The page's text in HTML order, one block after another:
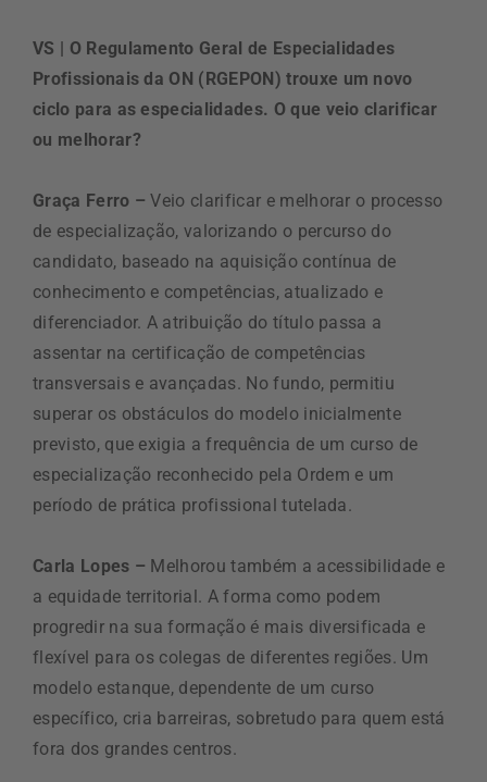
VS | O Regulamento Geral de Especialidades
Profissionais da ON (RGEPON) trouxe um novo
ciclo para as especialidades. O que veio clarificar
ou melhorar?
Graça Ferro – Veio clarificar e melhorar o processo
de especialização, valorizando o percurso do
candidato, baseado na aquisição contínua de
conhecimento e competências, atualizado e
diferenciador. A atribuição do título passa a
assentar na certificação de competências
transversais e avançadas. No fundo, permitiu
superar os obstáculos do modelo inicialmente
previsto, que exigia a frequência de um curso de
especialização reconhecido pela Ordem e um
período de prática profissional tutelada.
Carla Lopes – Melhorou também a acessibilidade e
a equidade territorial. A forma como podem
progredir na sua formação é mais diversificada e
flexível para os colegas de diferentes regiões. Um
modelo estanque, dependente de um curso
específico, cria barreiras, sobretudo para quem está
fora dos grandes centros.